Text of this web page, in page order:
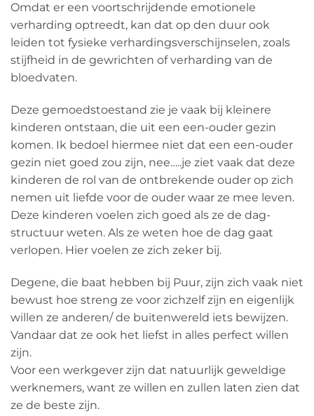
Omdat er een voortschrijdende emotionele
verharding optreedt, kan dat op den duur ook
leiden tot fysieke verhardingsverschijnselen, zoals
stijfheid in de gewrichten of verharding van de
bloedvaten.
Deze gemoedstoestand zie je vaak bij kleinere
kinderen ontstaan, die uit een een-ouder gezin
komen. Ik bedoel hiermee niet dat een een-ouder
gezin niet goed zou zijn, nee…..je ziet vaak dat deze
kinderen de rol van de ontbrekende ouder op zich
nemen uit liefde voor de ouder waar ze mee leven.
Deze kinderen voelen zich goed als ze de dag-
structuur weten. Als ze weten hoe de dag gaat
verlopen. Hier voelen ze zich zeker bij.
Degene, die baat hebben bij Puur, zijn zich vaak niet
bewust hoe streng ze voor zichzelf zijn en eigenlijk
willen ze anderen/ de buitenwereld iets bewijzen.
Vandaar dat ze ook het liefst in alles perfect willen
zijn.
Voor een werkgever zijn dat natuurlijk geweldige
werknemers, want ze willen en zullen laten zien dat
ze de beste zijn.